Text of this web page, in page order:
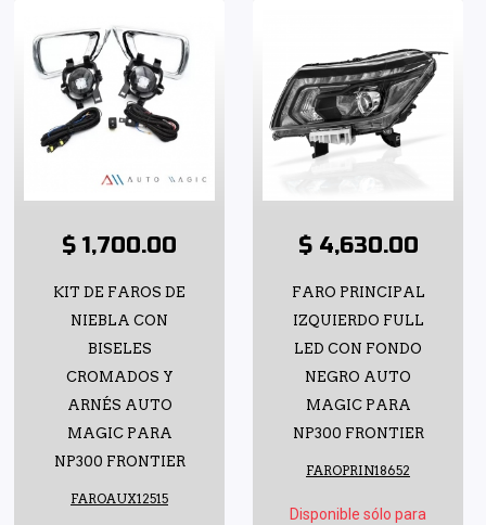
$ 1,700.00
KIT DE FAROS DE
NIEBLA CON
BISELES
CROMADOS Y
ARNÉS AUTO
MAGIC PARA
NP300 FRONTIER
FAROAUX12515
$ 4,630.00
FARO PRINCIPAL
IZQUIERDO FULL
LED CON FONDO
NEGRO AUTO
MAGIC PARA
NP300 FRONTIER
FAROPRIN18652
Disponible sólo para